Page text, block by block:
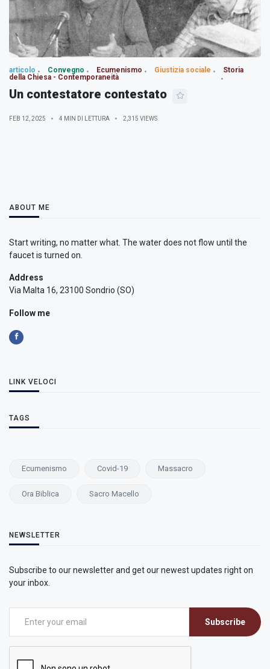
articolo Convegno Ecumenismo Giustizia sociale
Storia
della Chiesa - Contemporaneità
Un contestatore contestato
FEB 12, 2025 4 MIN DI LETTURA 2,315 VIEWS
ABOUT ME
Start writing, no matter what. The water does not flow until the
faucet is turned on.
Address
Via Malta 16, 23100 Sondrio (SO)
Follow me
LINK VELOCI
TAGS
Ecumenismo Covid-19 Massacro
Ora Biblica Sacro Macello
NEWSLETTER
Subscribe to our newsletter and get our newest updates right on
your inbox.
Subscribe